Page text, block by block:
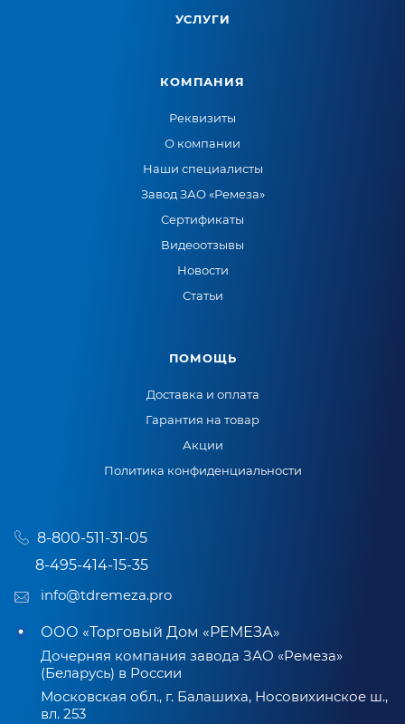
УСЛУГИ
КОМПАНИЯ
Реквизиты
О компании
Наши специалисты
Завод ЗАО «Ремеза»
Сертификаты
Видеоотзывы
Новости
Статьи
ПОМОЩЬ
Доставка и оплата
Гарантия на товар
Акции
Политика конфиденциальности
8-800-511-31-05
8-495-414-15-35
info@tdremeza.pro
ООО «Торговый Дом «РЕМЕЗА»
Дочерняя компания завода ЗАО «Ремеза»
(Беларусь) в России
Московская обл., г. Балашиха, Носовихинское ш.,
вл. 253